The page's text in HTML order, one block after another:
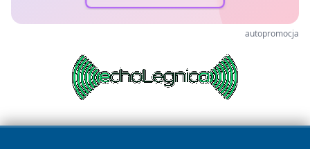
autopromocja